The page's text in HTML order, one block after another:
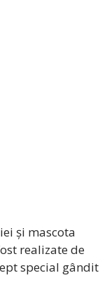
și mascota
realizate de
special gândit